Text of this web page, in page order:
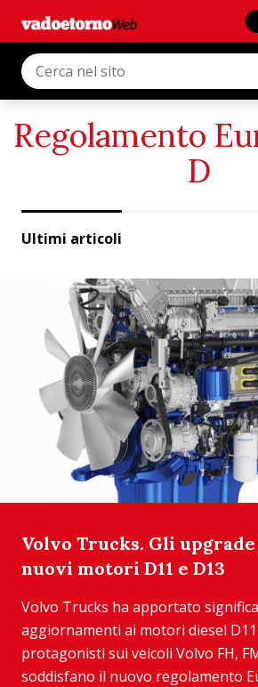
Regolamento
D
Ultimi articoli
Volvo Trucks. Gli
nuovi motori D11 e D13
Volvo Trucks ha apportato
aggiornamenti ai motori diesel D11
protagonisti sui veicoli Volvo FH,
soddisfano il nuovo regolamento